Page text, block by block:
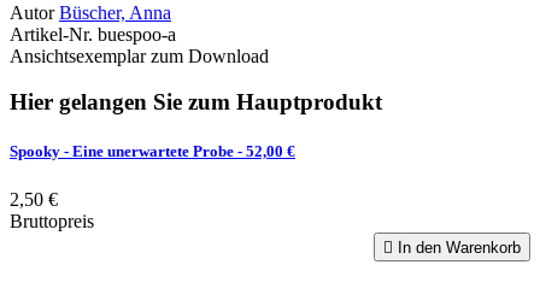
Autor Büscher, Anna
Artikel-Nr. buespoo-a
Ansichtsexemplar zum Download
Hier gelangen Sie zum Hauptprodukt
Spooky - Eine unerwartete Probe - 52,00 €
2,50 €
Bruttopreis
 In den Warenkorb